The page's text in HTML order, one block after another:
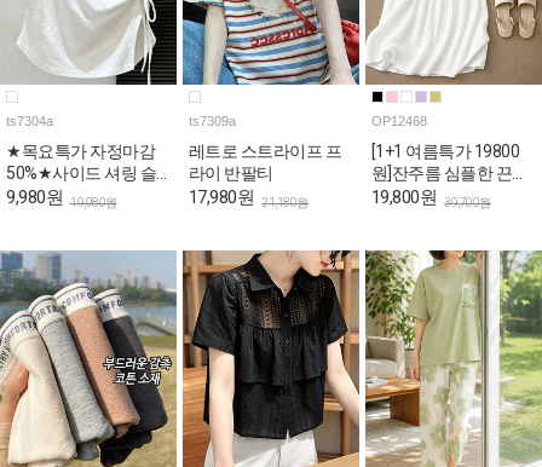
ts7304a
★목요특가 자정마감
50%★사이드 셔링 슬
림핏 반팔 티셔츠
9,980원 19,980원
ts7309a
레트로 스트라이프 프
라이 반팔티
17,980원 21,180원
OP12468
[1+1 여름특가 19800
원]잔주름 심플한 끈나
시 롱 원피스
19,800원 39,700원